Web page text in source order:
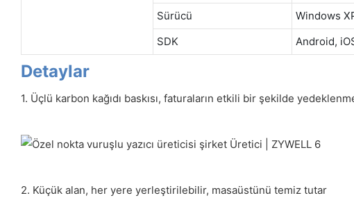
Sürücü
Windows
SDK
Android,
Detaylar
1. Üçlü karbon kağıdı baskısı, faturaların etkili bir şekilde
2. Küçük alan, her yere yerleştirilebilir, masaüstünü temiz tutar